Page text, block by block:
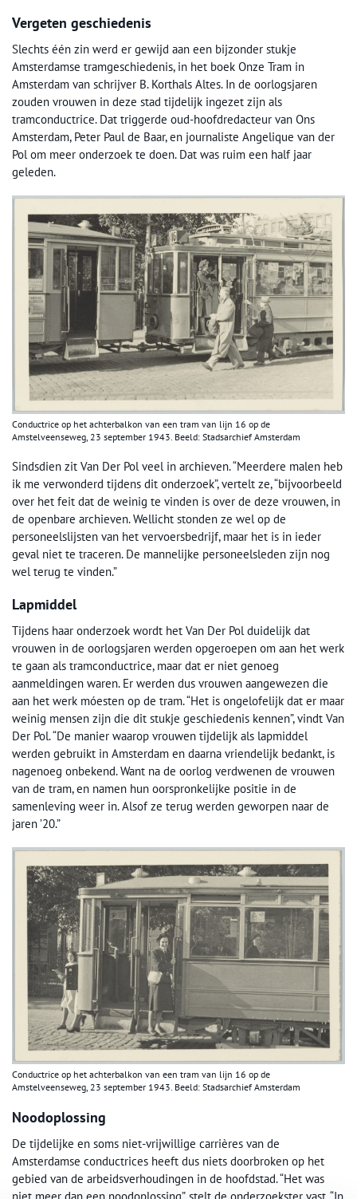
Vergeten geschiedenis
Slechts één zin werd er gewijd aan een bijzonder stukje
Amsterdamse tramgeschiedenis, in het boek Onze Tram in
Amsterdam van schrijver B. Korthals Altes. In de oorlogsjaren
zouden vrouwen in deze stad tijdelijk ingezet zijn als
tramconductrice. Dat triggerde oud-hoofdredacteur van Ons
Amsterdam, Peter Paul de Baar, en journaliste Angelique van der
Pol om meer onderzoek te doen. Dat was ruim een half jaar
geleden.
Conductrice op het achterbalkon van een tram van lijn 16 op de
Amstelveenseweg, 23 september 1943. Beeld: Stadsarchief Amsterdam
Sindsdien zit Van Der Pol veel in archieven. “Meerdere malen heb
ik me verwonderd tijdens dit onderzoek”, vertelt ze, “bijvoorbeeld
over het feit dat de weinig te vinden is over de deze vrouwen, in
de openbare archieven. Wellicht stonden ze wel op de
personeelslijsten van het vervoersbedrijf, maar het is in ieder
geval niet te traceren. De mannelijke personeelsleden zijn nog
wel terug te vinden.”
Lapmiddel
Tijdens haar onderzoek wordt het Van Der Pol duidelijk dat
vrouwen in de oorlogsjaren werden opgeroepen om aan het werk
te gaan als tramconductrice, maar dat er niet genoeg
aanmeldingen waren. Er werden dus vrouwen aangewezen die
aan het werk móesten op de tram. “Het is ongelofelijk dat er maar
weinig mensen zijn die dit stukje geschiedenis kennen”, vindt Van
Der Pol. “De manier waarop vrouwen tijdelijk als lapmiddel
werden gebruikt in Amsterdam en daarna vriendelijk bedankt, is
nagenoeg onbekend. Want na de oorlog verdwenen de vrouwen
van de tram, en namen hun oorspronkelijke positie in de
samenleving weer in. Alsof ze terug werden geworpen naar de
jaren ’20.”
Conductrice op het achterbalkon van een tram van lijn 16 op de
Amstelveenseweg, 23 september 1943. Beeld: Stadsarchief Amsterdam
Noodoplossing
De tijdelijke en soms niet-vrijwillige carrières van de
Amsterdamse conductrices heeft dus niets doorbroken op het
gebied van de arbeidsverhoudingen in de hoofdstad. “Het was